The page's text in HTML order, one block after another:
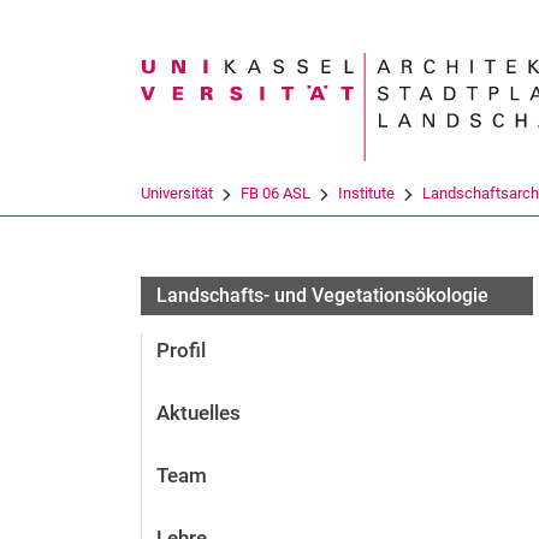
Suchbegriff
Universität FB 06 ASL Institute
Landschafts- und Vegetationsökologie
Profil
Aktuelles
Team